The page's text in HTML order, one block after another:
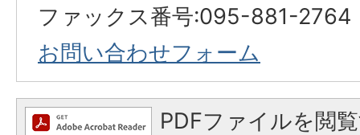
ファックス番号:095-881-2764
お問い合わせフォーム
PDFファイルを閲